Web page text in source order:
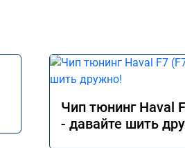
Чип тюнинг Haval
- давайте шить